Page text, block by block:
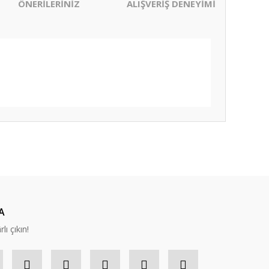
ÖNERİLERİNİZ ALIŞVERİŞ DENEYİMİ
çıkın!